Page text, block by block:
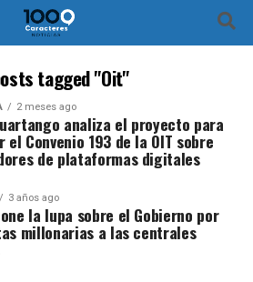
tagged "Oit"
2 meses ago
analiza el proyecto para
Convenio 193 de la OIT sobre
de plataformas digitales
3 años ago
la lupa sobre el Gobierno por
millonarias a las centrales